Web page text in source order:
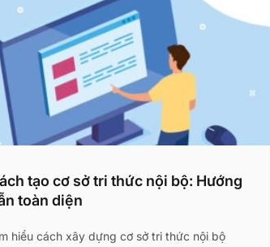
tạo cơ sở tri thức nội bộ: Hướng
toàn diện
hiểu cách xây dựng cơ sở tri thức nội bộ